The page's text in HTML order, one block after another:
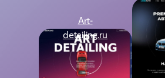
Art-
detailing.ru